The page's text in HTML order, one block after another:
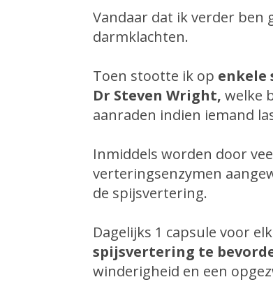
Vandaar dat ik verder ben
darmklachten.
Toen stootte ik op enkele
Dr Steven Wright, welke
aanraden indien iemand
Inmiddels worden door
verteringsenzymen
de spijsvertering.
Dagelijks 1 capsule voor
spijsvertering te
winderigheid en een